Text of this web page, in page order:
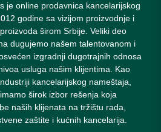
je online prodavnica kancelarijskog
godine sa vizijom proizvodnje i
širom Srbije. Veliki deo
dugujemo našem talentovanom i
izgradnji dugotrajnih odnosa
usluga našim klijentima. Kao
kancelarijskog nameštaja,
širok izbor rešenja koja
naših klijenata na tržištu rada,
zaštite i kućnih kancelarija.